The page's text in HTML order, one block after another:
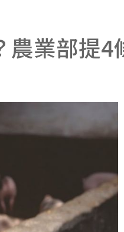
業部提